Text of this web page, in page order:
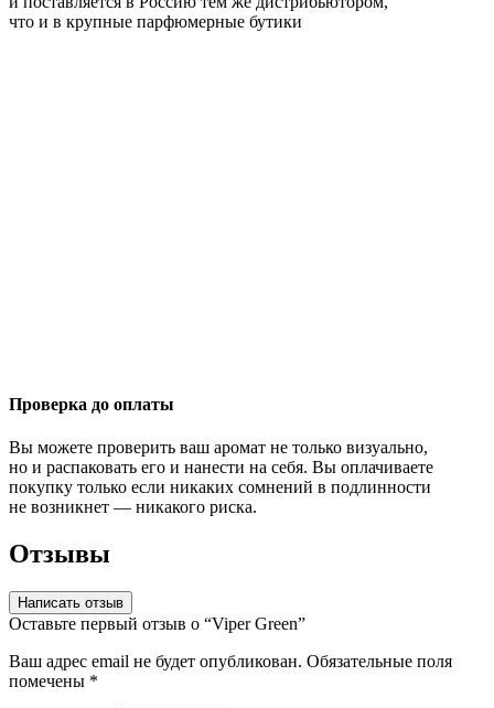
что и в крупные парфюмерные бутики
Проверка до оплаты
Вы можете проверить ваш аромат не только визуально,
но и распаковать его и нанести на себя. Вы оплачиваете
покупку только если никаких сомнений в подлинности
не возникнет — никакого риска.
Отзывы
Написать отзыв
Оставьте первый отзыв о “Viper Green”
Ваш адрес email не будет опубликован. Обязательные поля
помечены *